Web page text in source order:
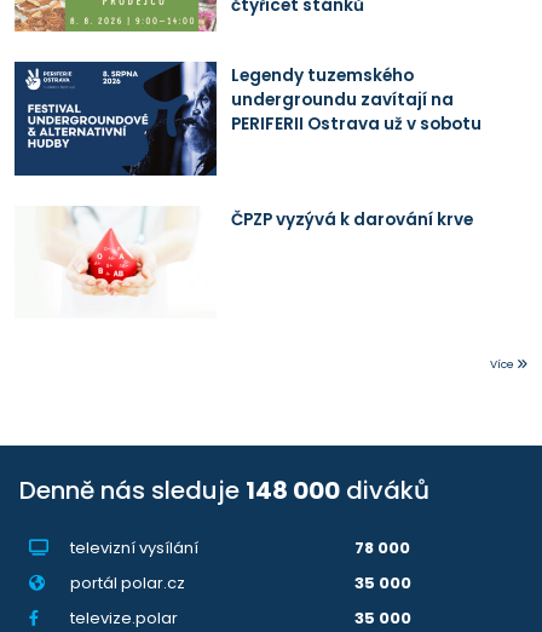
čtyřicet stánků
Legendy tuzemského
undergroundu zavítají na
PERIFERII Ostrava už v sobotu
ČPZP vyzývá k darování krve
Více
Denně nás sleduje 148 000 diváků
televizní vysílání
78 000
portál polar.cz
35 000
televize.polar
35 000